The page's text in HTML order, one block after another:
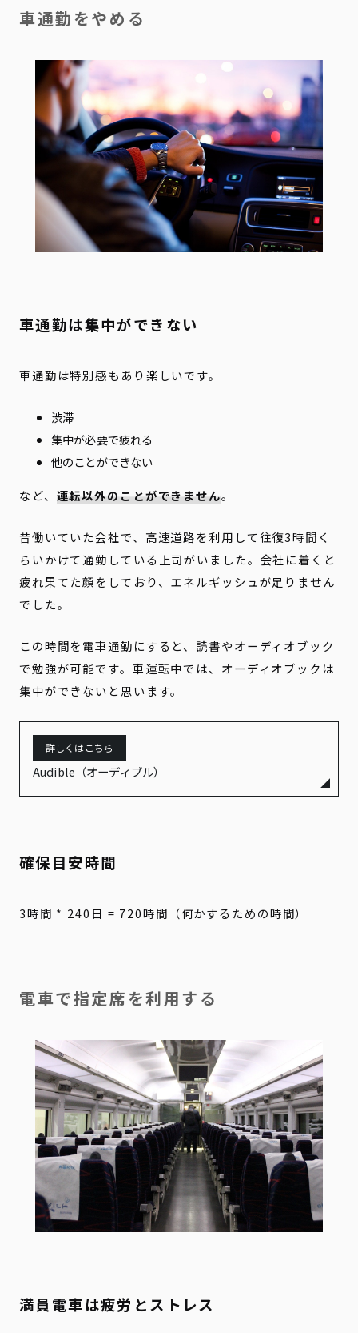
車通勤をやめる
車通勤は集中ができない
車通勤は特別感もあり楽しいです。
渋滞
集中が必要で疲れる
他のことができない
など、 運転以外のことができません。
昔働いていた会社で、高速道路を利用して往復3時間く
らいかけて通勤している上司がいました。会社に着くと
疲れ果てた顔をしており、エネルギッシュが足りません
でした。
この時間を電車通勤にすると、読書やオーディオブック
で勉強が可能です。車運転中では、オーディオブックは
集中ができないと思います。
Audible（オーディブル）
確保目安時間
3時間 * 240日 = 720時間（何かするための時間）
電車で指定席を利用する
満員電車は疲労とストレス